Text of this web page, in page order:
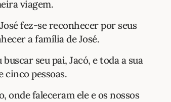
viagem.
fez-se reconhecer por seus
a família de José.
seu pai, Jacó, e toda a sua
cinco pessoas.
onde faleceram ele e os nossos